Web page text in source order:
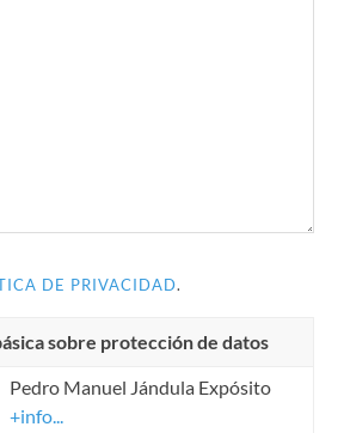
DE PRIVACIDAD.
sobre protección de datos
Pedro Manuel Jándula Expósito
+info...